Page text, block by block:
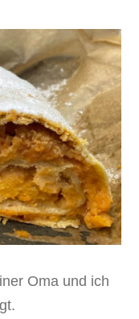
Oma und ich